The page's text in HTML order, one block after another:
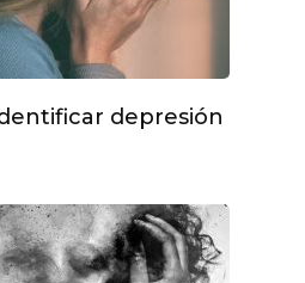
depresión